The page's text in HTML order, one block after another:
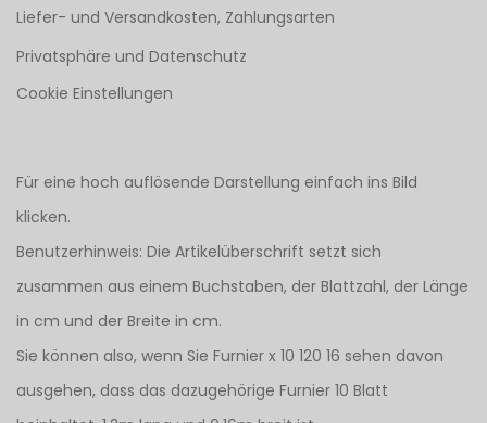
Liefer- und Versandkosten, Zahlungsarten
Privatsphäre und Datenschutz
Cookie Einstellungen
Für eine hoch auflösende Darstellung einfach ins Bild
klicken.
Benutzerhinweis: Die Artikelüberschrift setzt sich
zusammen aus einem Buchstaben, der Blattzahl, der Länge
in cm und der Breite in cm.
Sie können also, wenn Sie Furnier x 10 120 16 sehen davon
ausgehen, dass das dazugehörige Furnier 10 Blatt